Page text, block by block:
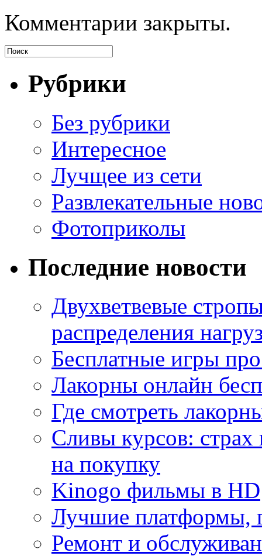
Комментарии закрыты.
Рубрики
Без рубрики
Интересное
Лучщее из сети
Развлекательные
Фотоприколы
Последние новости
Двухветвевые
распределения
Бесплатные игры
Лакорны онлайн
Где смотреть
Сливы курсов:
на покупку
Kinogo фильмы в HD
Лучшие платформы,
Ремонт и